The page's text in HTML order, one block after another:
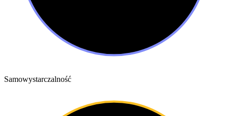
Samowystarczalność